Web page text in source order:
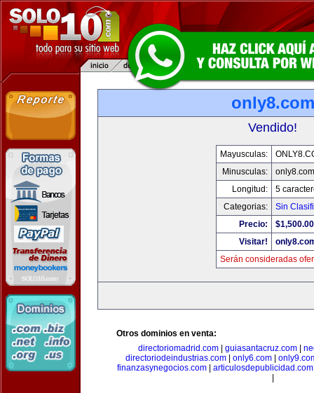
only8.com
Vendido!
Mayusculas:
Minusculas:
only8.com
Longitud:
5
Categorias:
Sin
Precio:
$1,500.00
Visitar!
Serán consideradas
Otros dominios en venta:
directoriomadrid.com| guiasantacruz.com|
directoriodeindustrias.com| only6.com|
finanzasynegocios.com| articulosdepublicidad.com